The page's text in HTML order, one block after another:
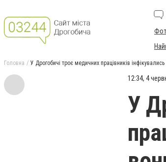
Головна У Дрогобичі троє медичних працівників
12:34, 4
У